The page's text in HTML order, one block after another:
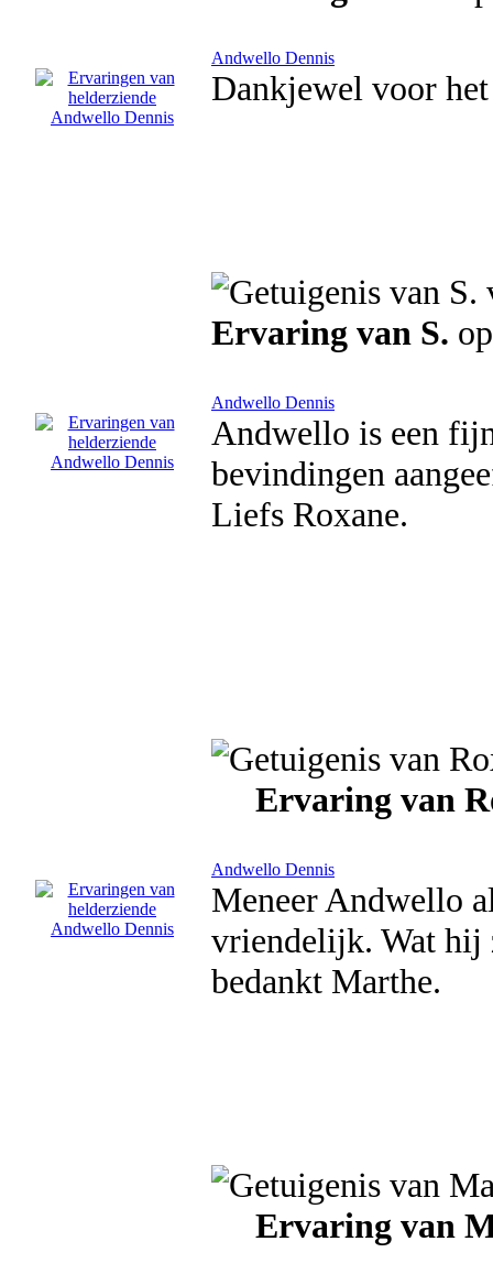
Andwello Dennis
Dankjewel voor
Ervaring van S.
Andwello Dennis
Andwello is een
bevindingen
Liefs Roxane.
Ervaring van
Andwello Dennis
Meneer Andwello
vriendelijk. Wat hij
bedankt Marthe.
Ervaring van